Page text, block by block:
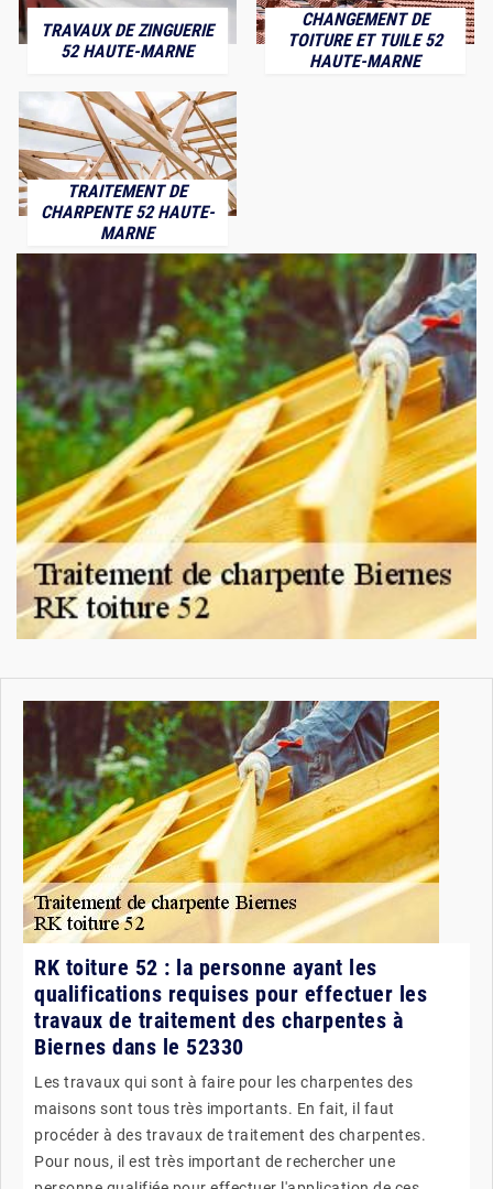
TRAVAUX DE ZINGUERIE
52 HAUTE-MARNE
CHANGEMENT DE
TOITURE ET TUILE 52
HAUTE-MARNE
TRAITEMENT DE
CHARPENTE 52 HAUTE-
MARNE
RK toiture 52 : la personne ayant les
qualifications requises pour effectuer les
travaux de traitement des charpentes à
Biernes dans le 52330
Les travaux qui sont à faire pour les charpentes des
maisons sont tous très importants. En fait, il faut
procéder à des travaux de traitement des charpentes.
Pour nous, il est très important de rechercher une